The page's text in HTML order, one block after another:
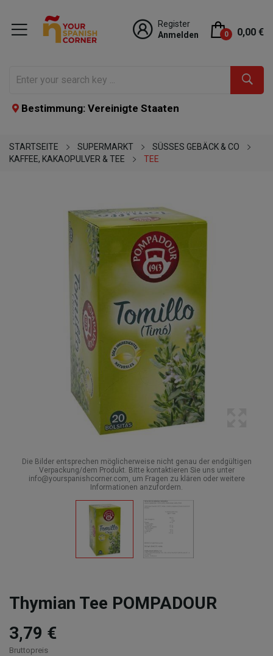
Register
Anmelden
0 0,00 €
Bestimmung: Vereinigte Staaten
STARTSEITE SUPERMARKT
SÜSSES GEBÄCK & CO
KAFFEE, KAKAOPULVER & TEE
TEE
Die Bilder entsprechen möglicherweise nicht genau der endgültigen
Verpackung/dem Produkt. Bitte kontaktieren Sie uns unter
info@yourspanishcorner.com, um Fragen zu klären oder weitere
Informationen anzufordern.
Thymian Tee POMPADOUR
3,79 €
Bruttopreis